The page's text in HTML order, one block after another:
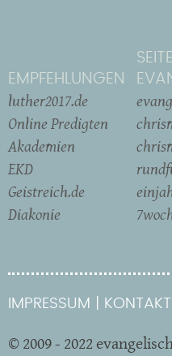
EMPFEHLUNGEN
luther2017.de
Online Predigten
Akademien
EKD
Geistreich.de
Diakonie
IMPRESSUM KONTAKT
© 2009 - 2022